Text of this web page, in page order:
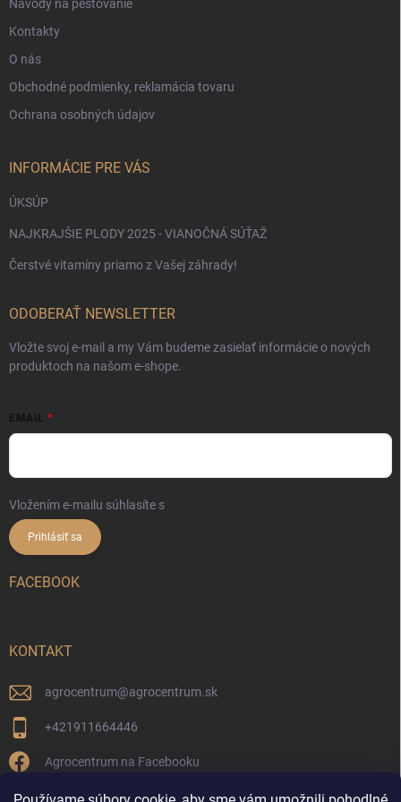
Návody na pestovanie
Kontakty
O nás
Obchodné podmienky, reklamácia tovaru
Ochrana osobných údajov
INFORMÁCIE PRE VÁS
ÚKSÚP
NAJKRAJŠIE PLODY 2025 - VIANOČNÁ SÚŤAŽ
Čerstvé vitamíny priamo z Vašej záhrady!
ODOBERAŤ NEWSLETTER
Vložte svoj e-mail a my Vám budeme zasielať informácie o nových
produktoch na našom e-shope.
EMAIL
Vložením e-mailu súhlasíte s
Prihlásiť sa
FACEBOOK
KONTAKT
agrocentrum@agrocentrum.sk
+421911664446
Agrocentrum na Facebooku
agrocentrum_topolniky/